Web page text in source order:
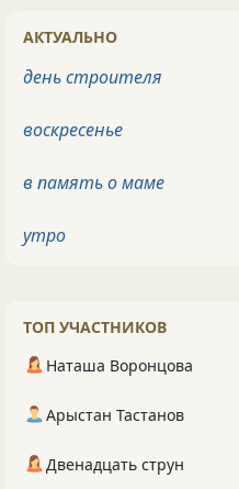
АКТУАЛЬНО
день строителя
воскресенье
в память о маме
утро
ТОП УЧАСТНИКОВ
Наташа Воронцова
Арыстан Тастанов
Двенадцать струн